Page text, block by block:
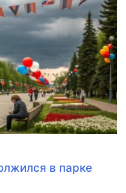
в парке